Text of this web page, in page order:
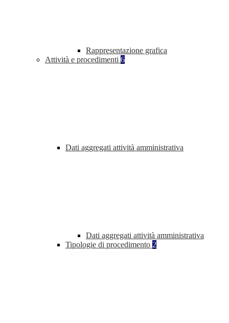
Rappresentazione grafica
Attività e procedimenti 6
Dati aggregati attività amministrativa
Dati aggregati attività amministrativa
Tipologie di procedimento 2